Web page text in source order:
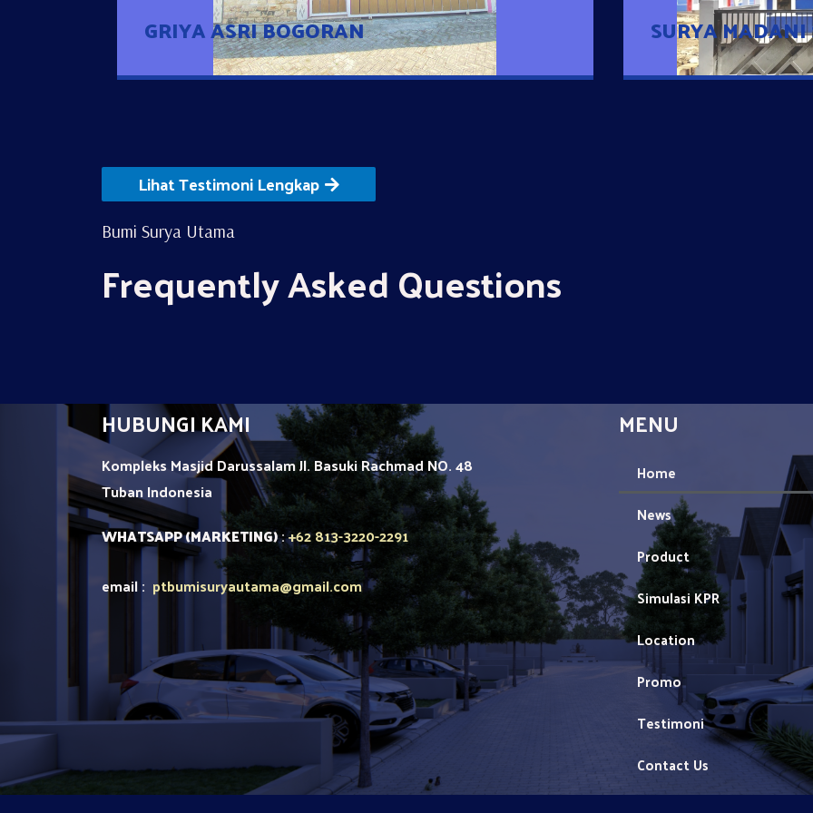
GRIYA ASRI BOGORAN SURYA
Lihat Testimoni Lengkap
Bumi Surya Utama
Frequently Asked Questions
HUBUNGI KAMI
Kompleks Masjid Darussalam Jl. Basuki Rachmad NO. 48
TubanIndonesia
WHATSAPP (MARKETING):+62 813-3220-2291
email : ptbumisuryautama@gmail.com
MENU
Home
News
Product
Simulasi KPR
Location
Promo
Testimoni
Contact Us